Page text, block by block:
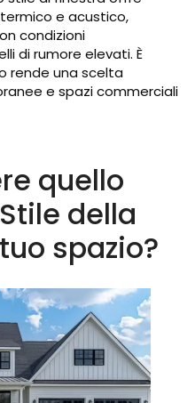
e acustico,
condizioni
di rumore elevati. È
rende una scelta
e spazi commerciali
quello
della
spazio?